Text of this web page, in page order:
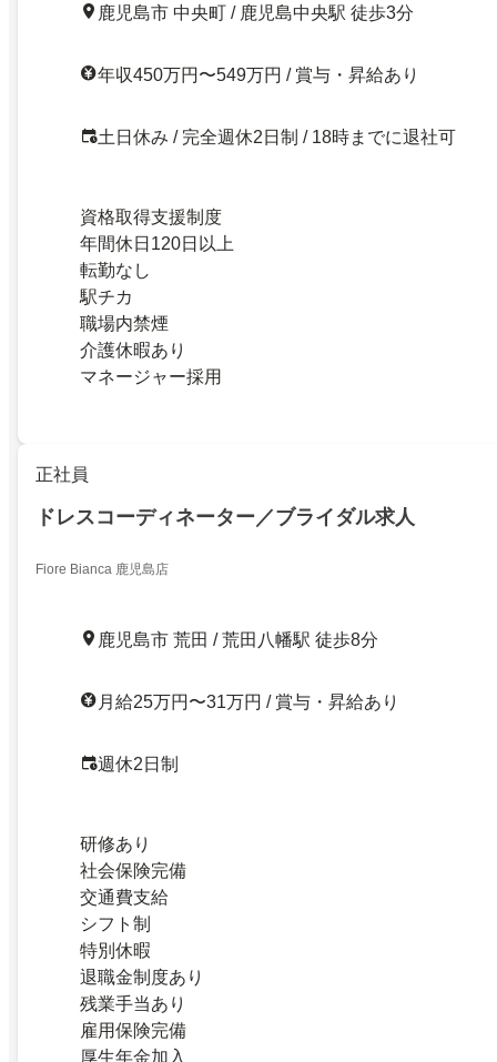
鹿児島市 中央町 / 鹿児島中央駅 徒歩3分
年収450万円〜549万円 / 賞与・昇給あり
土日休み / 完全週休2日制 / 18時までに退社可
資格取得支援制度
年間休日120日以上
転勤なし
駅チカ
職場内禁煙
介護休暇あり
マネージャー採用
正社員
ドレスコーディネーター／ブライダル求人
Fiore Bianca 鹿児島店
鹿児島市 荒田 / 荒田八幡駅 徒歩8分
月給25万円〜31万円 / 賞与・昇給あり
週休2日制
研修あり
社会保険完備
交通費支給
シフト制
特別休暇
退職金制度あり
残業手当あり
雇用保険完備
厚生年金加入